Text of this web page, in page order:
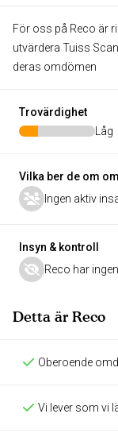
För oss på Reco är
utvärdera Tuiss
deras omdömen
Trovärdighet
Låg
Vilka ber de om
Ingen aktiv
Insyn & kontroll
Reco har
Detta är Reco
Oberoende
Vi lever som vi